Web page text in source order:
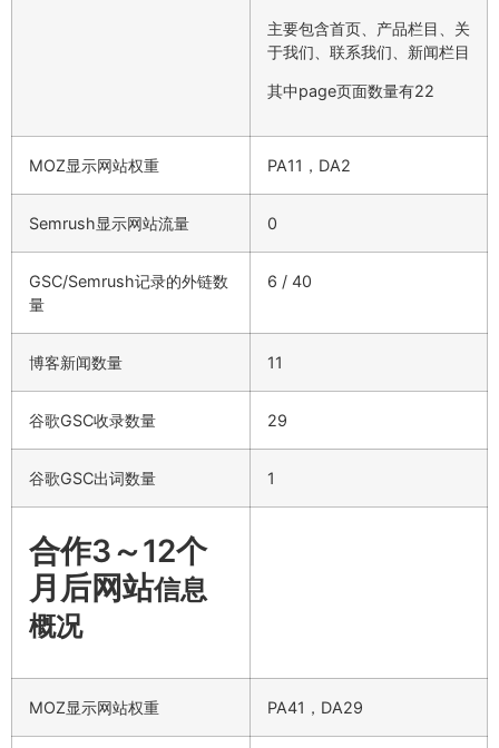
主要包含首页、产品栏目、关
于我们、联系我们、新闻栏目
其中page页面数量有22
MOZ显示网站权重 PA11，DA2
Semrush显示网站流量 0
GSC/Semrush记录的外链数
量
6 / 40
博客新闻数量 11
谷歌GSC收录数量 29
谷歌GSC出词数量 1
合作3～12个
月后网站信息
概况
MOZ显示网站权重 PA41，DA29